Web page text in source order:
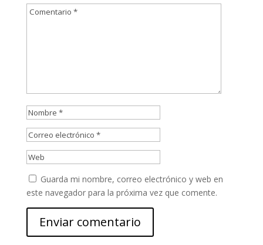
Guarda mi nombre, correo electrónico y web en
este navegador para la próxima vez que comente.